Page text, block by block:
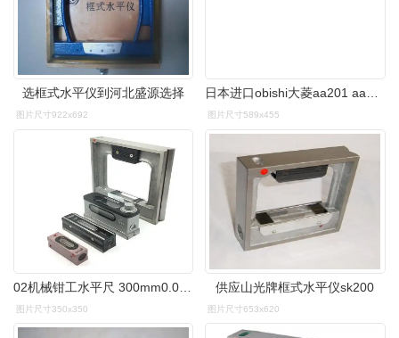
选框式水平仪到河北盛源选择
图片尺寸922x692 图片尺寸589x455
图片尺寸350x350
供应山光牌框式水平仪sk200
图片尺寸653x620